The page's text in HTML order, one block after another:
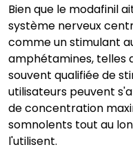
Bien que le modafinil
système nerveux
comme un stimulant
amphétamines, telles
souvent qualifiée de
utilisateurs peuvent
de concentration
somnolents tout au
l'utilisent.